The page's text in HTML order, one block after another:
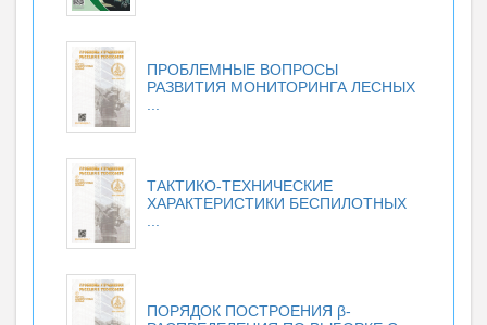
ПРОБЛЕМНЫЕ ВОПРОСЫ
РАЗВИТИЯ МОНИТОРИНГА ЛЕСНЫХ
ТАКТИКО-ТЕХНИЧЕСКИЕ
ХАРАКТЕРИСТИКИ БЕСПИЛОТНЫХ
ПОРЯДОК ПОСТРОЕНИЯ β-